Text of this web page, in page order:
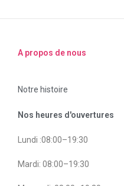
A propos de nous
Notre histoire
Nos heures d'ouvertures
Lundi :08:00–19:30
Mardi: 08:00–19:30